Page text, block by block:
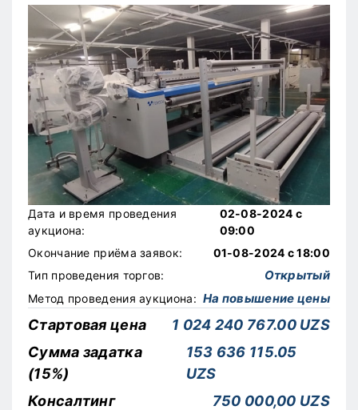
Дата и время проведения
аукциона:
02-08-2024 с
09:00
Окончание приёма заявок:
01-08-2024 с 18:00
Тип проведения торгов:
Открытый
Метод проведения аукциона: На повышение цены
Стартовая цена
1 024 240 767.00 UZS
Сумма задатка
(15%)
153 636 115.05
UZS
Консалтинг
750 000,00 UZS